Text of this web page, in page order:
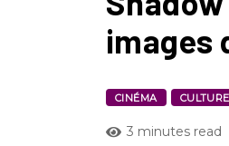
images
CINÉMA CULTURE
3 minutes read